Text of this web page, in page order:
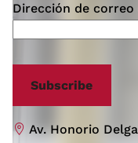
Dirección de
Subscribe
Av. Honorio